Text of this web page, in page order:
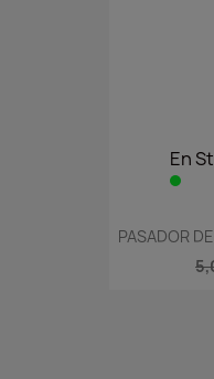
En
PASADOR